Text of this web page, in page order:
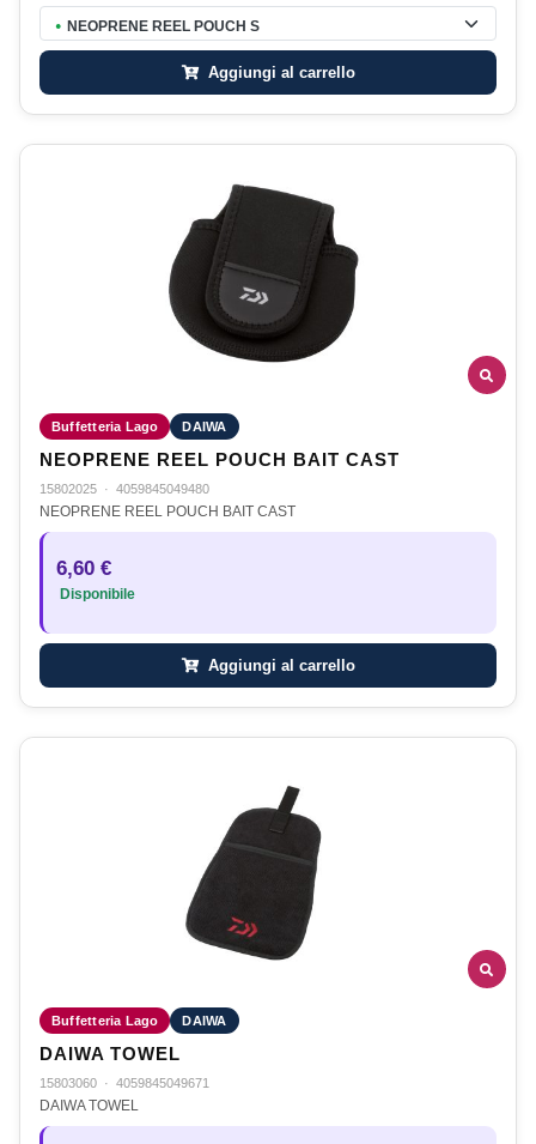
● NEOPRENE REEL POUCH S
Aggiungi al carrello
Buffetteria Lago DAIWA
NEOPRENE REEL POUCH BAIT CAST
15802025 · 4059845049480
NEOPRENE REEL POUCH BAIT CAST
6,60 €
Disponibile
Aggiungi al carrello
Buffetteria Lago DAIWA
DAIWA TOWEL
15803060 · 4059845049671
DAIWA TOWEL